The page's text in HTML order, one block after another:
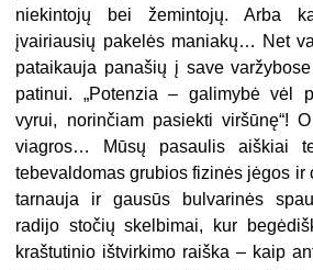
niekintojų bei žemintojų. Arba
įvairiausių pakelės maniakų… Net
pataikauja panašių į save
patinui. „Potenzia – galimybė vėl
vyrui, norinčiam pasiekti viršūnę“!
viagros… Mūsų pasaulis aiškiai
tebevaldomas grubios fizinės jėgos ir
tarnauja ir gausūs bulvarinės
radijo stočių skelbimai, kur
kraštutinio ištvirkimo raiška – kaip